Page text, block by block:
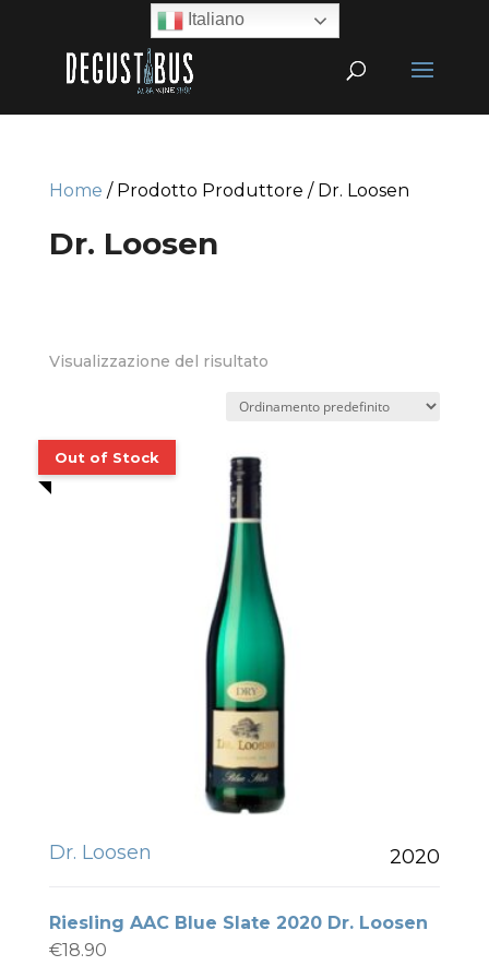
Home / Prodotto Produttore / Dr. Loosen
Dr. Loosen
Visualizzazione del risultato
Dr. Loosen 2020
Riesling AAC Blue Slate 2020 Dr. Loosen
€18.90
Italiano